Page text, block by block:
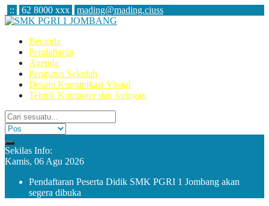
:: 62 8000 xxx mading@mading.ciuss
Beranda
Pendaftaran
Agenda
Pengurus Sekolah
Desain Komunikasi Visual
Teknik Komputer dan Jaringan
Sekilas Info:
Kamis, 06 Agu 2026
Pendaftaran Peserta Didik SMK PGRI 1 Jombang akan
segera dibuka